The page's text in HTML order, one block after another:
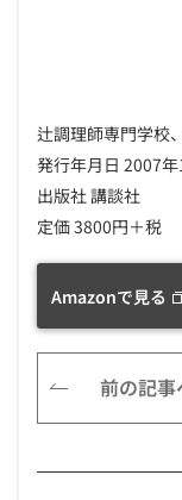
辻調理師専門学校
発行年月日 2007
出版社 講談社
定価 3800円＋税
Amazonで見る
前の記事